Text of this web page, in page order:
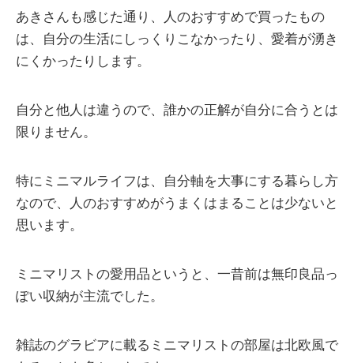
あきさんも感じた通り、人のおすすめで買ったもの
は、自分の生活にしっくりこなかったり、愛着が湧き
にくかったりします。
自分と他人は違うので、誰かの正解が自分に合うとは
限りません。
特にミニマルライフは、自分軸を大事にする暮らし方
なので、人のおすすめがうまくはまることは少ないと
思います。
ミニマリストの愛用品というと、一昔前は無印良品っ
ぽい収納が主流でした。
雑誌のグラビアに載るミニマリストの部屋は北欧風で